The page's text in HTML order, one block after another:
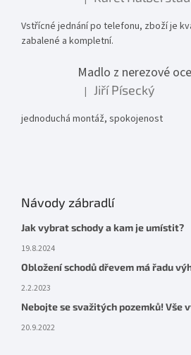
Hodnocení produktu je 5 z
Vstřícné jednání po telefonu, zboží je
zabalené a kompletní.
Hodnocení produktu je 5 z
| Jiří Písecký
jednoduchá montáž, spokojenost
Návody zábradlí
Jak vybrat schody a kam je umístit?
19.8.2024
Obložení schodů dřevem má řadu
2.2.2023
Nebojte se svažitých pozemků! Vše
20.9.2022